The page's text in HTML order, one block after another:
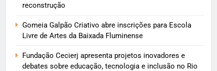
reconstrução
Gomeia Galpão Criativo abre inscrições para Escola
Livre de Artes da Baixada Fluminense
Fundação Cecierj apresenta projetos inovadores e
debates sobre educação, tecnologia e inclusão no Rio